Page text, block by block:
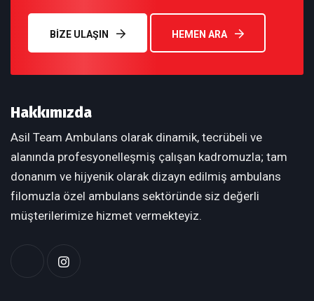
BIZE ULAŞIN HEMEN ARA
Hakkımızda
Asil Team Ambulans olarak dinamik, tecrübeli ve
alanında profesyonelleşmiş çalışan kadromuzla; tam
donanım ve hijyenik olarak dizayn edilmiş ambulans
filomuzla özel ambulans sektöründe siz değerli
müşterilerimize hizmet vermekteyiz.